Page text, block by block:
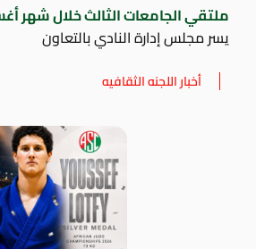
ملتقي الجامعات الثالث خلال شهر
يسر مجلس إدارة النادي بالتعاون
أخبار اللجنه الثقافيه